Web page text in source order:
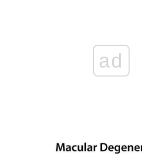
ad